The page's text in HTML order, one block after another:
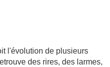
l'évolution de plusieurs
des rires, des larmes,